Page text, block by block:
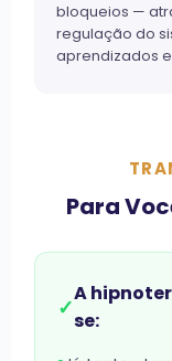
bloqueios —
regulação do
aprendizados
Para
✓A
se: